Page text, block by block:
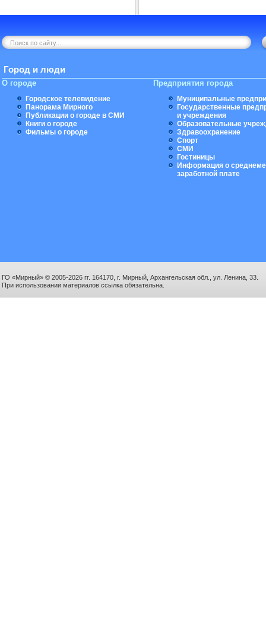
Город и люди
О городе
Городское телевидение
Панорама Мирного
Публикации о городе в СМИ
Книги о городе
Фильмы о городе
Предприятия города
Муниципальные
Государственные
и учреждения
Образовательные
Здравоохранение
Спорт
СМИ
Гостиницы
Информация о
заработной плате
ГО «Мирный» © 2005-2026 гг. 164170, г. Мирный, Архангельская обл., ул. Ленина, 33.
При использовании материалов ссылка обязательна.